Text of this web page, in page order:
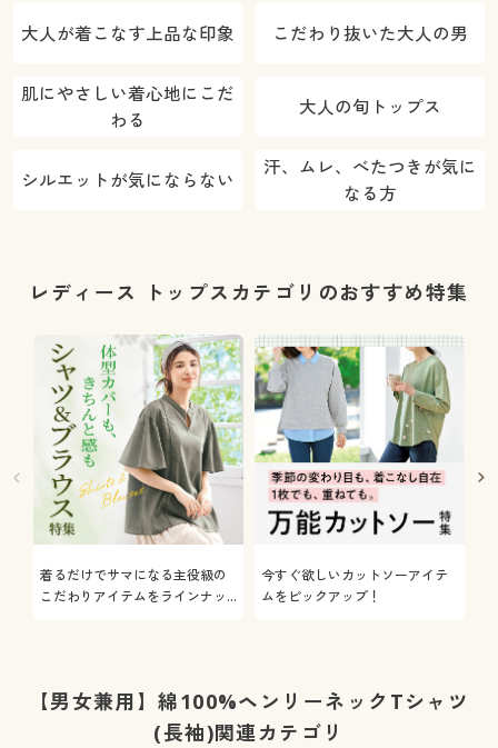
大人が着こなす上品な印象 こだわり抜いた大人の男
肌にやさしい着心地にこだ
わる
大人の旬トップス
シルエットが気にならない
汗、ムレ、べたつきが気に
なる方
レディース トップスカテゴリのおすすめ特集
着るだけでサマになる主役級の
こだわりアイテムをラインナッ
今すぐ欲しいカットソーアイテ
ムをピックアップ！
【男女兼用】綿100%ヘンリーネックTシャツ
(長袖)関連カテゴリ